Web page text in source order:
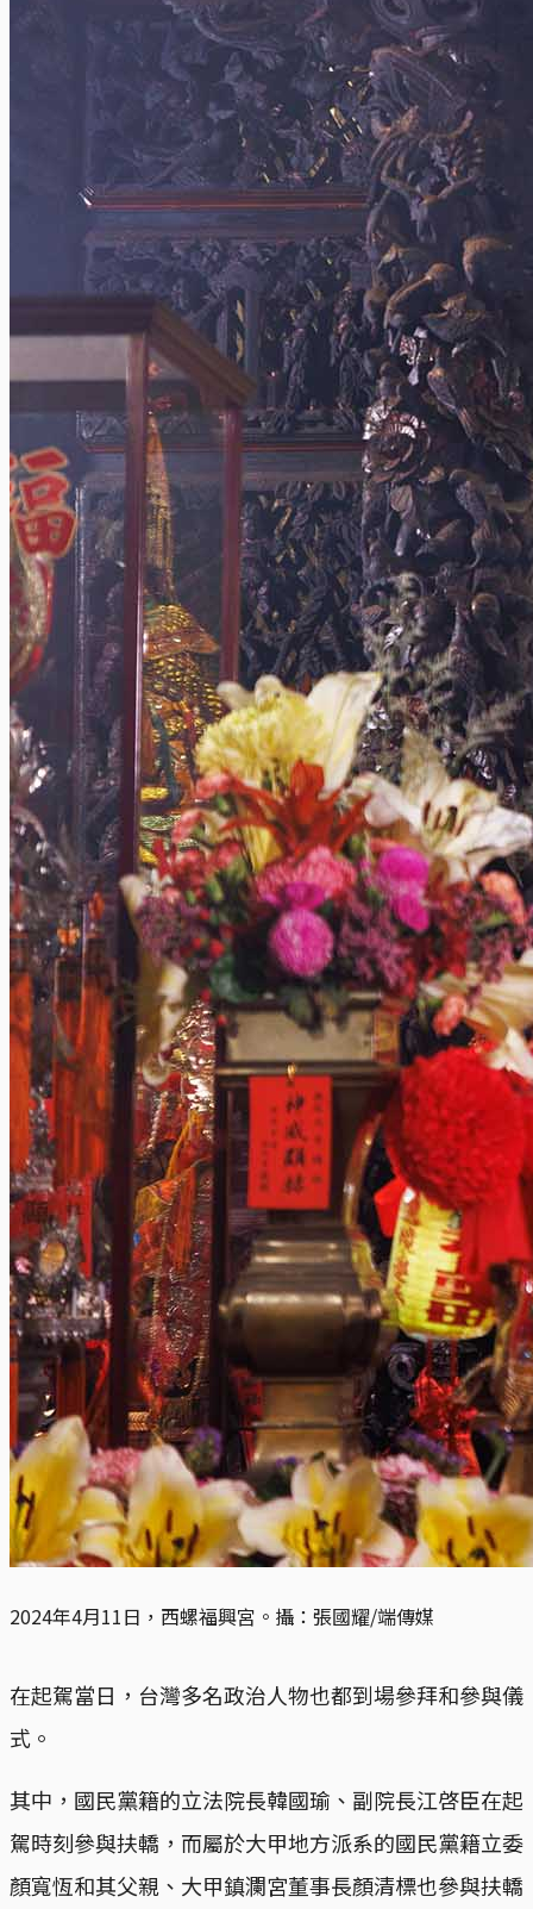
2024年4月11日，西螺福興宮。攝：張國耀/端傳媒
在起駕當日，台灣多名政治人物也都到場參拜和參與儀
式。
其中，國民黨籍的立法院長韓國瑜、副院長江啓臣在起
駕時刻參與扶轎，而屬於大甲地方派系的國民黨籍立委
顏寬恆和其父親、大甲鎮瀾宮董事長顏清標也參與扶轎